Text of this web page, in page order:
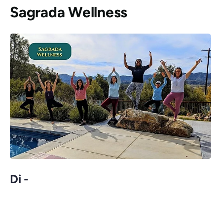
Sagrada Wellness
Di -